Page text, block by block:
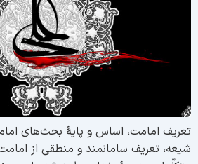
امامت، اساس و پایۀ بحث‌های
تعریف سامانمند و منطقی از امامت